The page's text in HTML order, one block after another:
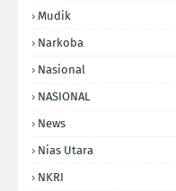
Mudik
Narkoba
Nasional
NASIONAL
News
Nias Utara
NKRI